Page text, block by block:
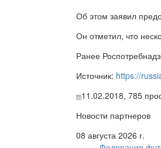
Об этом заявил
Он отметил, что
Ранее
Источник: https://
11.02.2018, 785
Новости партнеров
08 августа 2026 г.